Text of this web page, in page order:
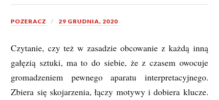
POZERACZ 29 GRUDNIA, 2020
Czytanie, czy też w zasadzie obcowanie z każdą inną
gałęzią sztuki, ma to do siebie, że z czasem owocuje
gromadzeniem pewnego aparatu interpretacyjnego.
Zbiera się skojarzenia, łączy motywy i dobiera klucze.